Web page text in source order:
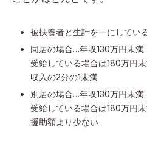
被扶養者と生計を一にしてい
同居の場合…年収130万円未
受給している場合は180万円
収入の2分の1未満
別居の場合…年収130万円未
受給している場合は180万円
援助額より少ない